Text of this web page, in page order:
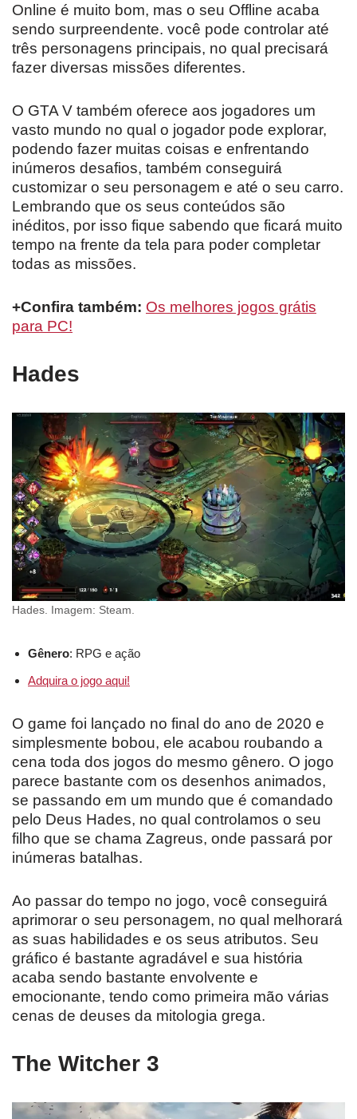
Online é muito bom, mas o seu Offline acaba
sendo surpreendente. você pode controlar até
três personagens principais, no qual precisará
fazer diversas missões diferentes.
O GTA V também oferece aos jogadores um
vasto mundo no qual o jogador pode explorar,
podendo fazer muitas coisas e enfrentando
inúmeros desafios, também conseguirá
customizar o seu personagem e até o seu carro.
Lembrando que os seus conteúdos são
inéditos, por isso fique sabendo que ficará muito
tempo na frente da tela para poder completar
todas as missões.
+Confira também: Os melhores jogos grátis
para PC!
Hades
Hades. Imagem: Steam.
Gênero: RPG e ação
Adquira o jogo aqui!
O game foi lançado no final do ano de 2020 e
simplesmente bobou, ele acabou roubando a
cena toda dos jogos do mesmo gênero. O jogo
parece bastante com os desenhos animados,
se passando em um mundo que é comandado
pelo Deus Hades, no qual controlamos o seu
filho que se chama Zagreus, onde passará por
inúmeras batalhas.
Ao passar do tempo no jogo, você conseguirá
aprimorar o seu personagem, no qual melhorará
as suas habilidades e os seus atributos. Seu
gráfico é bastante agradável e sua história
acaba sendo bastante envolvente e
emocionante, tendo como primeira mão várias
cenas de deuses da mitologia grega.
The Witcher 3